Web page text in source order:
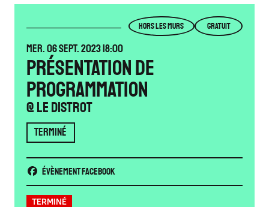
HORS LES MURS GRATUIT
MERCREDI
MER. 06SEPTEMBRE
SEPT. 2023 18:00
PRÉSENTATION DE
PROGRAMMATION
@ Le Distrot
TERMINÉ
Évènement Facebook
TERMINÉ